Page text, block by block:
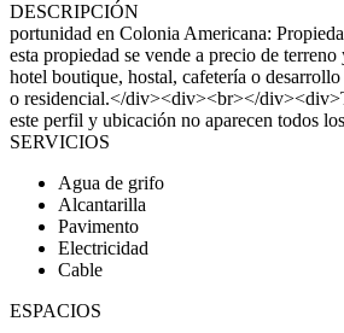
DESCRIPCIÓN
portunidad en Colonia Americana:
esta propiedad se vende a precio de
hotel boutique, hostal, cafetería o
o residencial.</div><div><br></
este perfil y ubicación no aparecen todos
SERVICIOS
Agua de grifo
Alcantarilla
Pavimento
Electricidad
Cable
ESPACIOS